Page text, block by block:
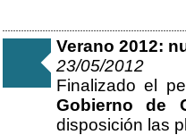
Verano 2012:
23/05/2012
Finalizado el
Gobierno de
disposición las